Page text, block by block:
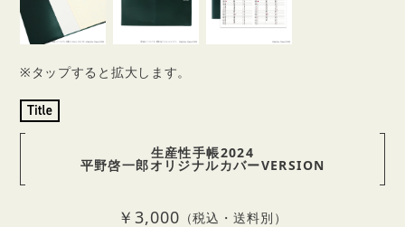
※タップすると拡大します。
生産性手帳2024
平野啓一郎オリジナルカバーVERSION
￥3,000 （税込・送料別）